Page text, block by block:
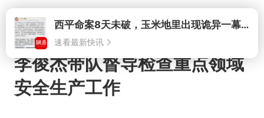
打开西平命案8天未破，玉米地里出现诡异一幕，我突然想起了欧金中
速看最新快讯
李俊杰带队督导检查重点领域
安全生产工作